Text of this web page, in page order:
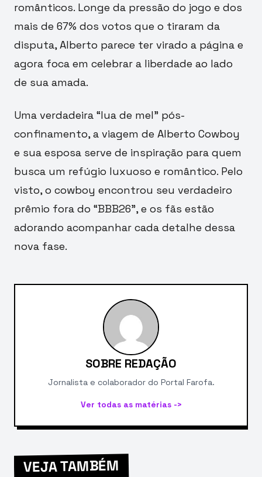
românticos. Longe da pressão do jogo e dos
mais de 67% dos votos que o tiraram da
disputa, Alberto parece ter virado a página e
agora foca em celebrar a liberdade ao lado
de sua amada.
Uma verdadeira “lua de mel” pós-
confinamento, a viagem de Alberto Cowboy
e sua esposa serve de inspiração para quem
busca um refúgio luxuoso e romântico. Pelo
visto, o cowboy encontrou seu verdadeiro
prêmio fora do “BBB26”, e os fãs estão
adorando acompanhar cada detalhe dessa
nova fase.
SOBRE REDAÇÃO
Jornalista e colaborador do Portal Farofa.
Ver todas as matérias ->
VEJA TAMBÉM